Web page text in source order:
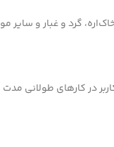
گرد و غبار و سایر
در کارهای طولانی